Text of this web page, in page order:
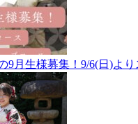
9月生様募集！9/6(日)より